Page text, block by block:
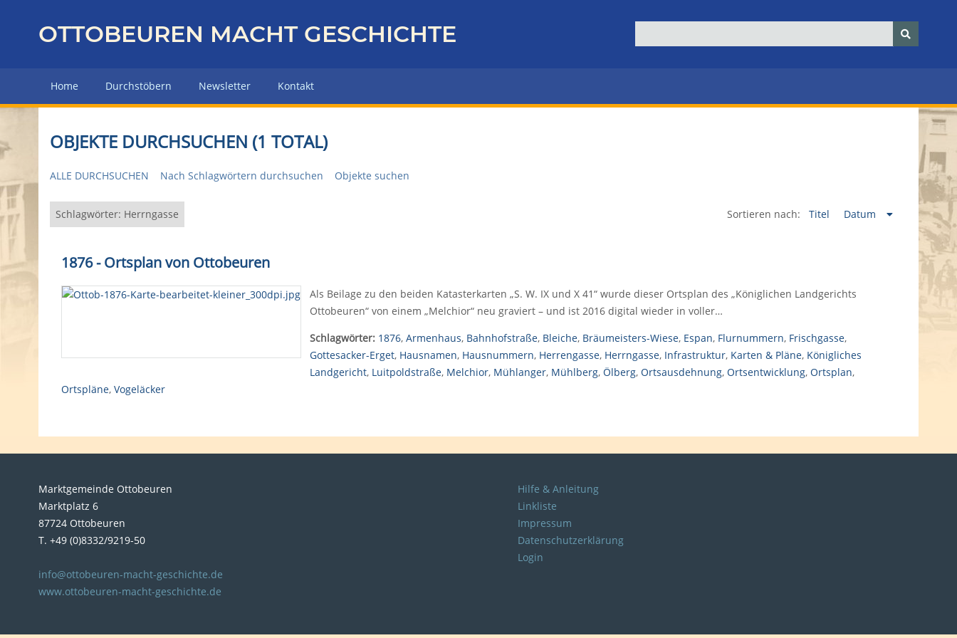
z
r
H
u
p
e
OTTOBEUREN MACHT GESCHICHTE
Home Durchstöbern Newsletter Kontakt
OBJEKTE DURCHSUCHEN (1 TOTAL)
ALLE DURCHSUCHEN Nach Schlagwörtern durchsuchen Objekte suchen
Schlagwörter: Herrngasse Sortieren nach: Titel Datum
1876 - Ortsplan von Ottobeuren
Als Beilage zu den beiden Katasterkarten „S. W. IX und X 41“ wurde dieser Ortsplan des „Königlichen Landgerichts
Ottobeuren“ von einem „Melchior“ neu graviert – und ist 2016 digital wieder in voller…
Schlagwörter: 1876, Armenhaus, Bahnhofstraße, Bleiche, Bräumeisters-Wiese, Espan, Flurnummern, Frischgasse,
Gottesacker-Erget, Hausnamen, Hausnummern, Herrengasse, Herrngasse, Infrastruktur, Karten & Pläne, Königliches
Landgericht, Luitpoldstraße, Melchior, Mühlanger, Mühlberg, Ölberg, Ortsausdehnung, Ortsentwicklung, Ortsplan,
Ortspläne, Vogeläcker
Marktgemeinde Ottobeuren
Marktplatz 6
87724 Ottobeuren
T. +49 (0)8332/9219-50
info@ottobeuren-macht-geschichte.de
www.ottobeuren-macht-geschichte.de
Hilfe & Anleitung
Linkliste
Impressum
Datenschutzerklärung
Login